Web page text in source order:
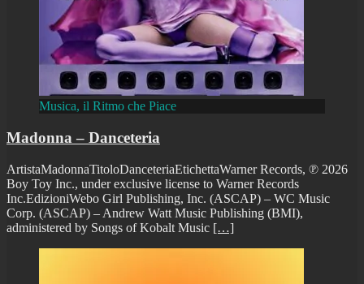
Musica, il Ritmo che Piace
Madonna – Danceteria
ArtistaMadonnaTitoloDanceteriaEtichettaWarner Records, ℗ 2026
Boy Toy Inc., under exclusive license to Warner Records
Inc.EdizioniWebo Girl Publishing, Inc. (ASCAP) – WC Music
Corp. (ASCAP) – Andrew Watt Music Publishing (BMI),
administered by Songs of Kobalt Music […]